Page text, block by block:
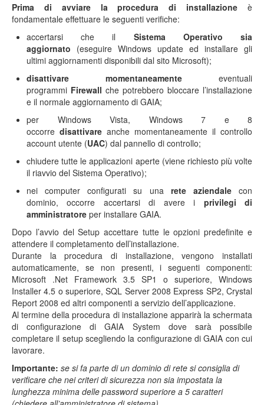
Prima di avviare la procedura di installazione è
fondamentale effettuare le seguenti verifiche:
accertarsi che il Sistema Operativo sia
aggiornato (eseguire Windows update ed installare gli
ultimi aggiornamenti disponibili dal sito Microsoft);
disattivare
momentaneamente eventuali
programmi Firewall che potrebbero bloccare l’installazione
e il normale aggiornamento di GAIA;
per Windows Vista, Windows 7 e 8
occorre disattivare anche momentaneamente il controllo
account utente (UAC) dal pannello di controllo;
chiudere tutte le applicazioni aperte (viene richiesto più volte
il riavvio del Sistema Operativo);
nei computer configurati su una rete aziendalecon
dominio, occorre accertarsi di avere i privilegi di
amministratore per installare GAIA.
Dopo l’avvio del Setup accettare tutte le opzioni predefinite e
attendere il completamento dell’installazione.
Durante la procedura di installazione, vengono installati
automaticamente, se non presenti, i seguenti componenti:
Microsoft .Net Framework 3.5 SP1 o superiore, Windows
Installer 4.5 o superiore, SQL Server 2008 Express SP2, Crystal
Report 2008 ed altri componenti a servizio dell’applicazione.
Al termine della procedura di installazione apparirà la schermata
di configurazione di GAIA System dove sarà possibile
completare il setup scegliendo la configurazione di GAIA con cui
lavorare.
Importante: se si fa parte di un dominio di rete si consiglia di
verificare che nei criteri di sicurezza non sia impostata la
lunghezza minima delle password superiore a 5 caratteri